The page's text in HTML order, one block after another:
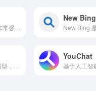
New Bing
YouChat